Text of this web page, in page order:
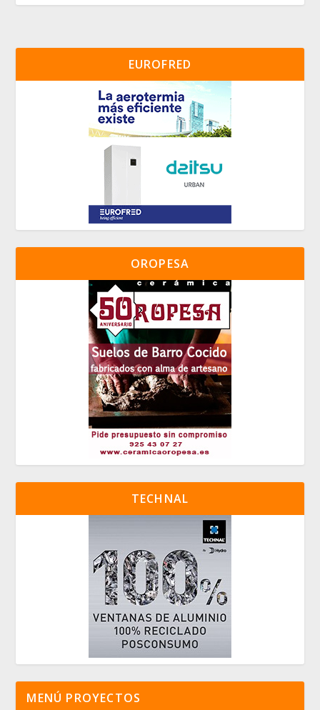
EUROFRED
OROPESA
TECHNAL
MENÚ PROYECTOS